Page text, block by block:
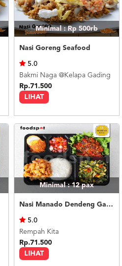
Minimal : Rp 500rb
Nasi Goreng Seafood
LIHAT
5.0
Bakmi Naga @Kelapa Gading
Rp.71.500
Minimal : 12pax
Nasi Manado Dendeng Garo Rica
LIHAT
5.0
Rempah Kita
Rp.71.500